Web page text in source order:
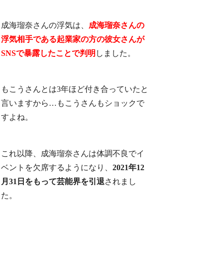
成海瑠奈さんの浮気は、 成海瑠奈さんの
浮気相手である起業家の方の彼女さんが
SNSで暴露したことで判明 しました。
もこうさんとは3年ほど付き合っていたと
言いますから…もこうさんもショックで
すよね。
これ以降、成海瑠奈さんは体調不良でイ
ベントを欠席するようになり、2021年12
月31日をもって芸能界を引退されまし
た。